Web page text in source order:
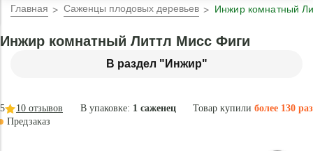
Главная Саженцы плодовых деревьев Инжир комнатный
В раздел "Инжир"
Инжир комнатный Литтл Мисс Фиги
В упаковке: 1 саженец Товар купили более 130 раз
5 10 отзывов
Предзаказ